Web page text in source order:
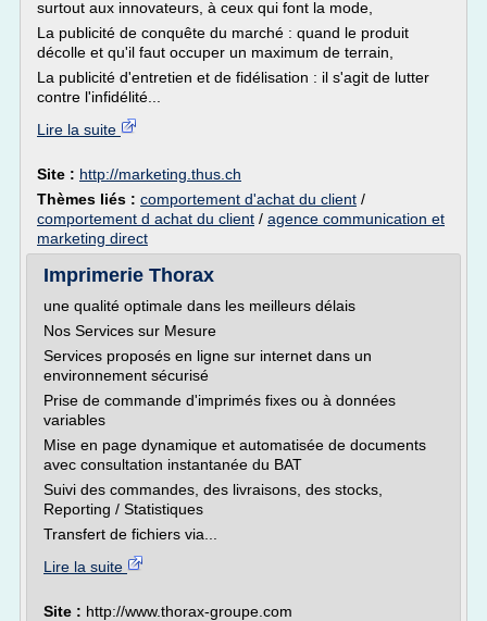
surtout aux innovateurs, à ceux qui font la mode,
La publicité de conquête du marché : quand le produit
décolle et qu'il faut occuper un maximum de terrain,
La publicité d'entretien et de fidélisation : il s'agit de lutter
contre l'infidélité...
Lire la suite
Site : http://marketing.thus.ch
Thèmes liés : comportement d'achat du client /
comportement d achat du client / agence communication et
marketing direct
Imprimerie Thorax
une qualité optimale dans les meilleurs délais
Nos Services sur Mesure
Services proposés en ligne sur internet dans un
environnement sécurisé
Prise de commande d'imprimés fixes ou à données
variables
Mise en page dynamique et automatisée de documents
avec consultation instantanée du BAT
Suivi des commandes, des livraisons, des stocks,
Reporting / Statistiques
Transfert de fichiers via...
Lire la suite
Site : http://www.thorax-groupe.com